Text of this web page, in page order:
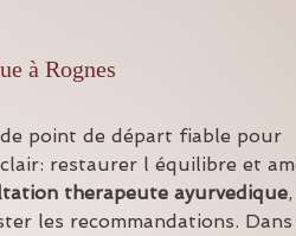
à Rognes
point de départ fiable pour
restaurer l équilibre et
therapeute ayurvedique
les recommandations.